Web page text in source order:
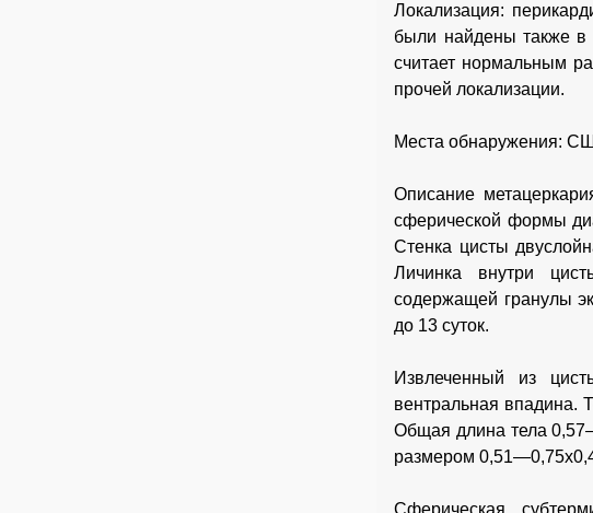
Локализация:
были найдены также в
считает нормальным
прочей локализации.
Места обнаружения:
Описание
сферической формы
Стенка цисты
Личинка внутри
содержащей гранулы
до 13 суток.
Извлеченный из
вентральная впадина.
Общая длина тела
размером